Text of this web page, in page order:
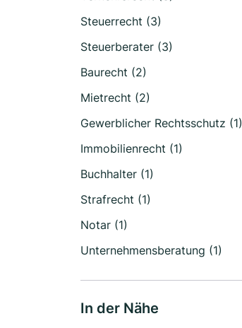
Steuerrecht (3)
Steuerberater (3)
Baurecht (2)
Mietrecht (2)
Gewerblicher Rechtsschutz (1)
Immobilienrecht (1)
Buchhalter (1)
Strafrecht (1)
Notar (1)
Unternehmensberatung (1)
In der Nähe